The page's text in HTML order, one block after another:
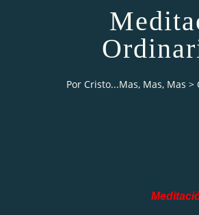
Por Cristo...Mas, Mas, Mas >